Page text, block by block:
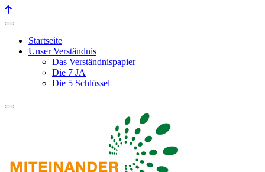
Startseite
Unser Verständnis
Das Verständnispapier
Die 7 JA
Die 5 Schlüssel